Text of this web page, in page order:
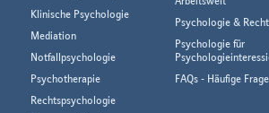
Klinische Psychologie
Mediation
Notfallpsychologie
Psychotherapie
Rechtspsychologie
Psychologie & Recht
Psychologie für
FAQs - Häufige